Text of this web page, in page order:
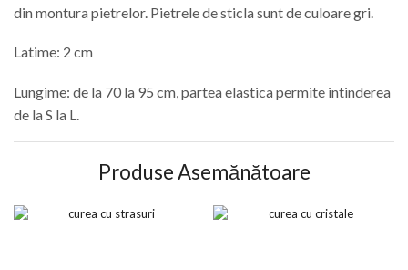
din montura pietrelor. Pietrele de sticla sunt de culoare gri.
Latime: 2 cm
Lungime: de la 70 la 95 cm, partea elastica permite intinderea
de la S la L.
Produse Asemănătoare